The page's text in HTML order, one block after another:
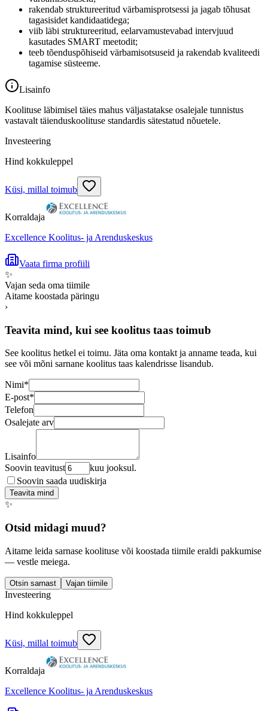
rakendab struktureeritud värbamisprotsessi ja jagab tõhusat
tagasisidet kandidaatidega;
viib läbi struktureeritud, eelarvamustevabad intervjuud
kasutades SMART meetodit;
teeb tõenduspõhiseid värbamisotsuseid ja rakendab kvaliteedi
tagamise süsteeme.
Lisainfo
Koolituse läbimisel täies mahus väljastatakse osalejale tunnistus
vastavalt täienduskoolituse standardis sätestatud nõuetele.
Investeering
Hind kokkuleppel
Küsi, millal toimub
Korraldaja
Excellence Koolitus- ja Arenduskeskus
Vaata firma profiili
✨
Vajan seda oma tiimile
Aitame koostada päringu
›
Teavita mind, kui see koolitus taas toimub
See koolitus hetkel ei toimu. Jäta oma kontakt ja anname teada, kui
see või mõni sarnane koolitus taas kalendrisse lisandub.
Nimi*
E-post*
Telefon
Osalejate arv
Lisainfo
Soovin teavitust
kuu jooksul.
Soovin saada uudiskirja
Teavita mind
✨
Otsid midagi muud?
Aitame leida sarnase koolituse või koostada tiimile eraldi pakkumise
— vestle meiega.
Otsin sarnast Vajan tiimile
Investeering
Hind kokkuleppel
Küsi, millal toimub
Korraldaja
Excellence Koolitus- ja Arenduskeskus